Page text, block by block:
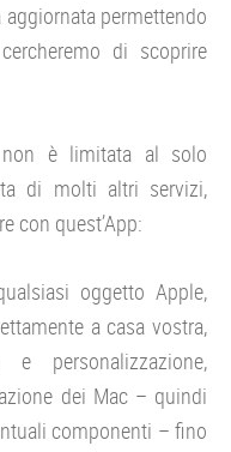
permettendo
di scoprire
non è limitata al solo
di molti altri servizi,
con quest’App:
oggetto Apple,
a casa vostra,
personalizzazione,
dei Mac – quindi
componenti – fino